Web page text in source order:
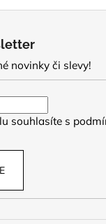
novinky či slevy!
souhlasíte s